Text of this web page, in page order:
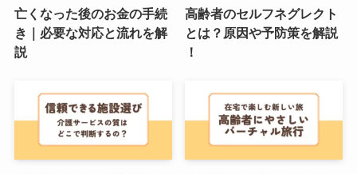
亡くなった後のお金の手続
き｜必要な対応と流れを解
説
高齢者のセルフネグレクト
とは？原因や予防策を解説
！